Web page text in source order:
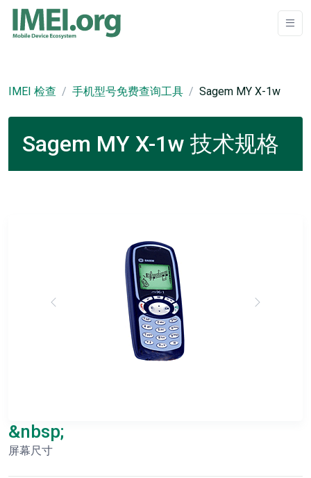
IMEI 检查 手机型号免费查询工具 Sagem MY X-1w
Sagem MY X-1w 技术规格
&nbsp;
屏幕尺寸